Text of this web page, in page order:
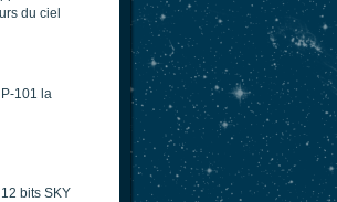
du ciel
101 la
bits SKY